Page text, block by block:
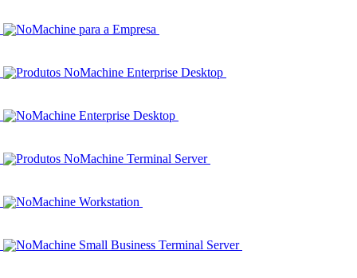
NoMachine para a Empresa
Produtos NoMachine Enterprise Desktop
NoMachine Enterprise Desktop
Produtos NoMachine Terminal Server
NoMachine Workstation
NoMachine Small Business Terminal Server